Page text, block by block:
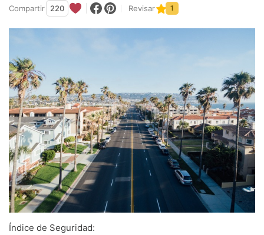
Compartir 220 Revisar 1
Índice de Seguridad: